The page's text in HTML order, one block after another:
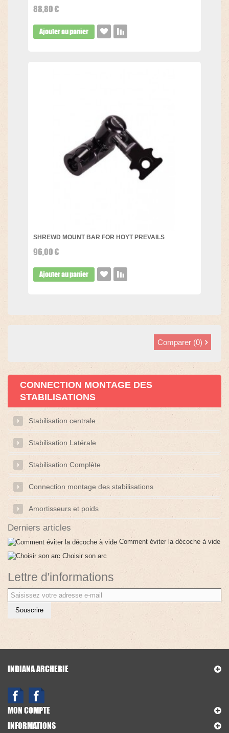
88,80 €
Ajouter au panier
SHREWD MOUNT BAR FOR HOYT PREVAILS
96,00 €
Ajouter au panier
Comparer (0)
CONNECTION MONTAGE DES
STABILISATIONS
Stabilisation centrale
Stabilisation Latérale
Stabilisation Complète
Connection montage des stabilisations
Amortisseurs et poids
Derniers articles
Comment éviter la décoche à vide
Choisir son arc
Lettre d'informations
Souscrire
INDIANA ARCHERIE
MON COMPTE
INFORMATIONS